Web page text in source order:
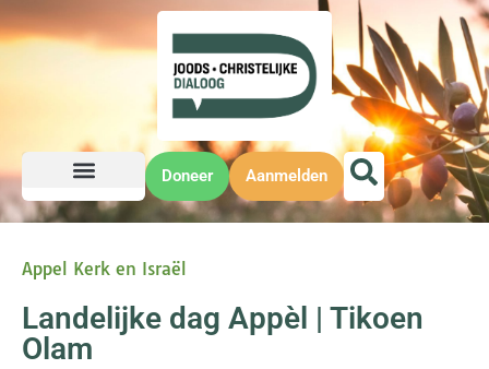
Doneer Aanmelden
Appel Kerk en Israël
Landelijke dag Appèl | Tikoen
Olam